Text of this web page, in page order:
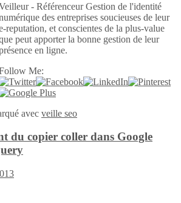
- Référenceur Gestion de l'identité
des entreprises soucieuses de leur
reputation, et conscientes de la plus-value
peut apporter la bonne gestion de leur
en ligne.
Me:
avec veille seo
du copier coller dans Google